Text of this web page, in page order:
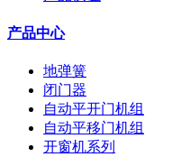
产品中心
地弹簧
闭门器
自动平开门机组
自动平移门机组
开窗机系列